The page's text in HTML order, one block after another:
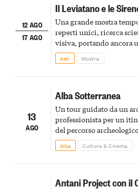
12 AGO
17 AGO
Il Leviatano e le
Una grande mostra
reperti unici, ricerca
visiva, portando ancora
della scena le meraviglie
Asti Mostre
13
AGO
Alba Sotterranea
Un tour guidato da un
professionista per un
del percorso
Alba Cultura & Cinema
Antani Project con il